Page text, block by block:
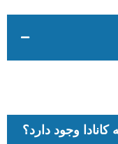
وجود دارد؟